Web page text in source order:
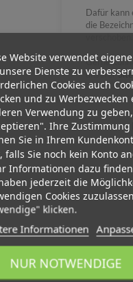
Dafür kann
die
Gerne
unserer
Website verwendet
Dienste zu
Cookies auch
und zu
Verwendung zu
Ihre
Sie in Ihrem
falls Sie noch kein Konto
Informationen dazu
jederzeit die
Cookies
klicken.
Informationen
NUR NOTWENDIGE